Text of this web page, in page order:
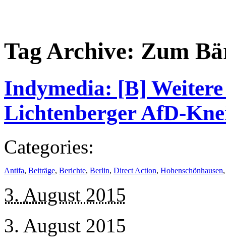
Tag Archive: Zum
Indymedia: [B]
Lichtenberger AfD-
Categories:
Antifa, Beiträge, Berichte, Berlin, Direct Action, Hohenschönhausen
3. August 2015
3. August 2015